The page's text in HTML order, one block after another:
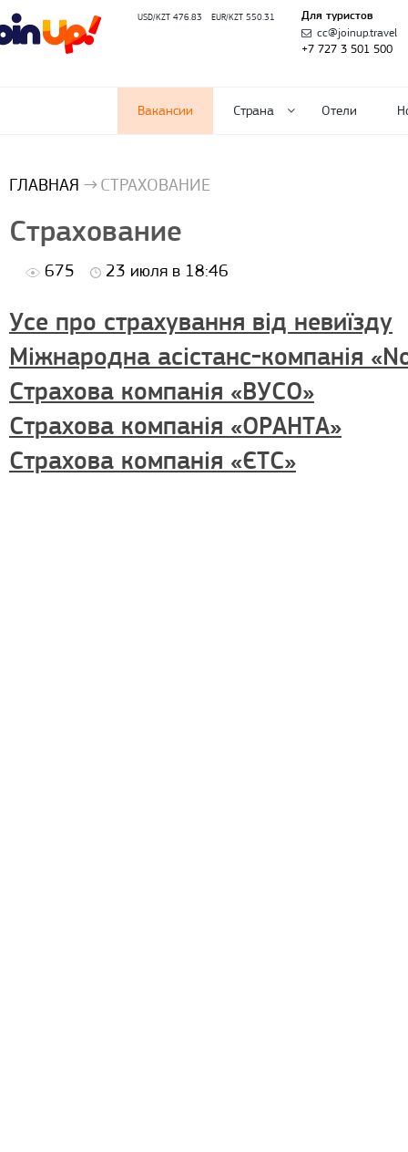
USD/KZT 476.83 EUR/KZT 550.31 Для туристов
cc@joinup.travel
+7 727 3 501 500
Вакансии Страна Отели
ГЛАВНАЯ СТРАХОВАНИЕ
Страхование
675 23 июля в 18:46
Усе про страхування від невиїзду
Міжнародна асістанс-компанія
Страхова компанія «ВУСО»
Страхова компанія «ОРАНТА»
Страхова компанія «ЄТС»